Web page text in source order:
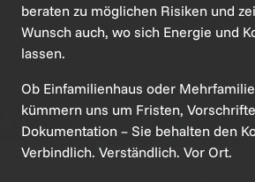
beraten zu möglichen Risiken und
Wunsch auch, wo sich Energie und
lassen.
Ob Einfamilienhaus oder
kümmern uns um Fristen,
Dokumentation – Sie behalten den
Verbindlich. Verständlich. Vor Ort.